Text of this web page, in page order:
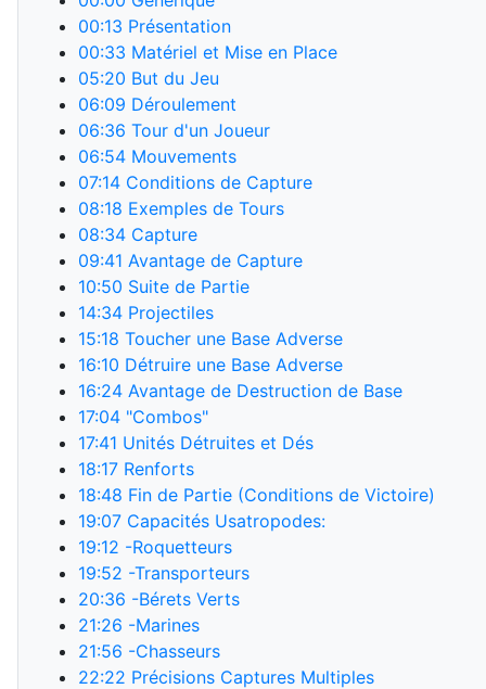
00:13 Présentation
00:33 Matériel et Mise en Place
05:20 But du Jeu
06:09 Déroulement
06:36 Tour d'un Joueur
06:54 Mouvements
07:14 Conditions de Capture
08:18 Exemples de Tours
08:34 Capture
09:41 Avantage de Capture
10:50 Suite de Partie
14:34 Projectiles
15:18 Toucher une Base Adverse
16:10 Détruire une Base Adverse
16:24 Avantage de Destruction de Base
17:04 "Combos"
17:41 Unités Détruites et Dés
18:17 Renforts
18:48 Fin de Partie (Conditions de Victoire)
19:07 Capacités Usatropodes:
19:12 -Roquetteurs
19:52 -Transporteurs
20:36 -Bérets Verts
21:26 -Marines
21:56 -Chasseurs
22:22 Précisions Captures Multiples